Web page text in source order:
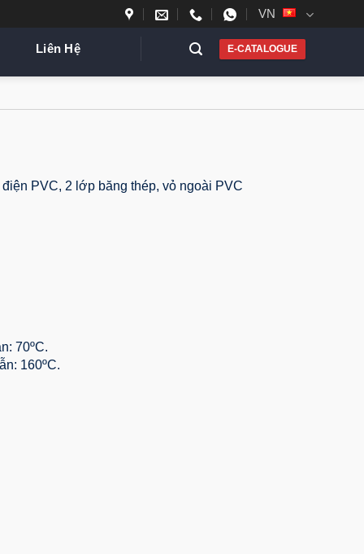
VN
Liên Hệ E-CATALOGUE
PVC, 2 lớp băng thép, vỏ ngoài PVC
70ºC.
160ºC.